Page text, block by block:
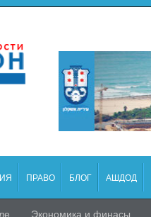
ПРАВО БЛОГ АШДОД
Экономика и финасы